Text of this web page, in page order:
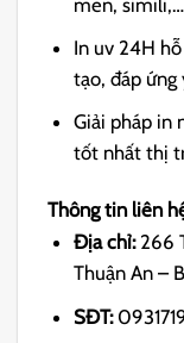
In uv 24H
tạo, đáp ứng
Giải pháp in
tốt nhất thị
Thông tin liên
Địa chỉ:266
Thuận An –
SĐT: